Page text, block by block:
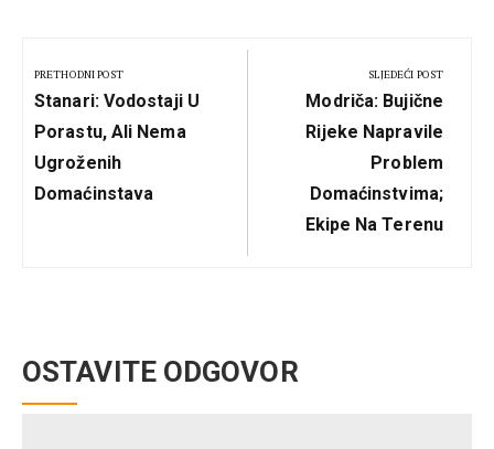
članka
PRETHODNI POST
Previous
Post:
Stanari: Vodostaji U
Porastu, Ali Nema
Ugroženih
Domaćinstava
SLJEDEĆI POST
Next
Post:
Modriča: Bujične
Rijeke Napravile
Problem
Domaćinstvima;
Ekipe Na Terenu
OSTAVITE ODGOVOR